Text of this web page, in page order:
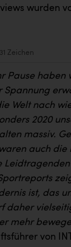
wurden
Zeichen
Pause
Spannung
Welt nach
2020
massiv.
auch die
ist, das
daher
mehr
von